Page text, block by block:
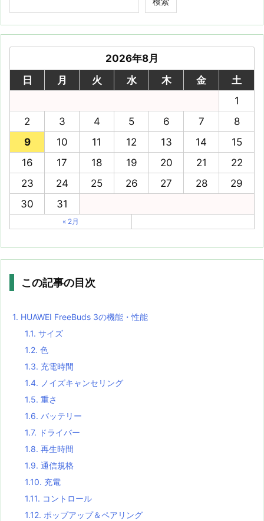
2026年8月
日
月 火 水 木 金
土
1
2
3 4 5 6 7
8
9
10 11 12 13 14
15
16
17 18 19 20 21
22
23
24 25 26 27 28
29
30
31
« 2月
この記事の目次
1. HUAWEI FreeBuds 3の機能・性能
1.1. サイズ
1.2. 色
1.3. 充電時間
1.4. ノイズキャンセリング
1.5. 重さ
1.6. バッテリー
1.7. ドライバー
1.8. 再生時間
1.9. 通信規格
1.10. 充電
1.11. コントロール
1.12. ポップアップ＆ペアリング